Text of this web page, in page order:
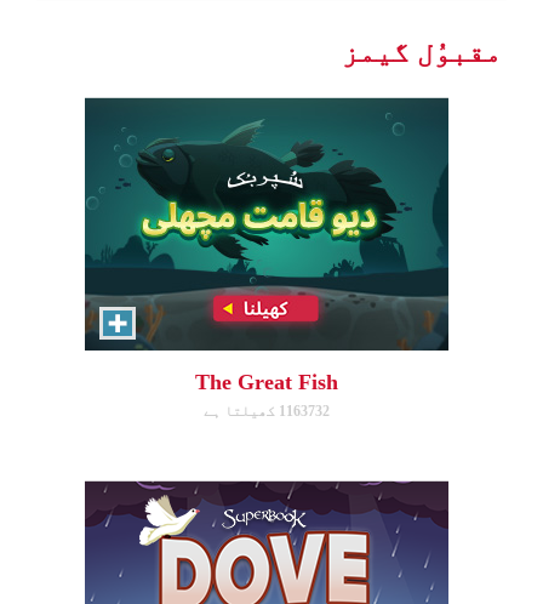
مقبوُل گیمز
The Great Fish
1163732 کھیلتا ہے
Dove Quest
Help Noah's dove avoid